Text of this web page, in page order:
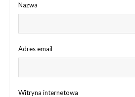
Nazwa
Adres email
Witryna internetowa